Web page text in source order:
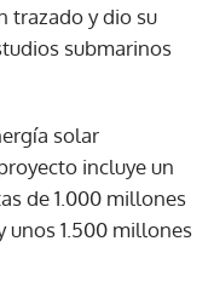
trazado y dio su
submarinos
solar
incluye un
de 1.000 millones
unos 1.500 millones